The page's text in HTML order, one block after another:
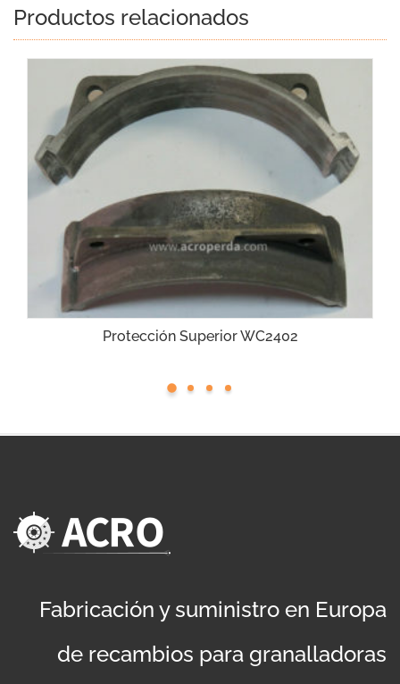
Productos relacionados
Protección Superior WC2402
Fabricación y suministro en Europa
de recambios para granalladoras